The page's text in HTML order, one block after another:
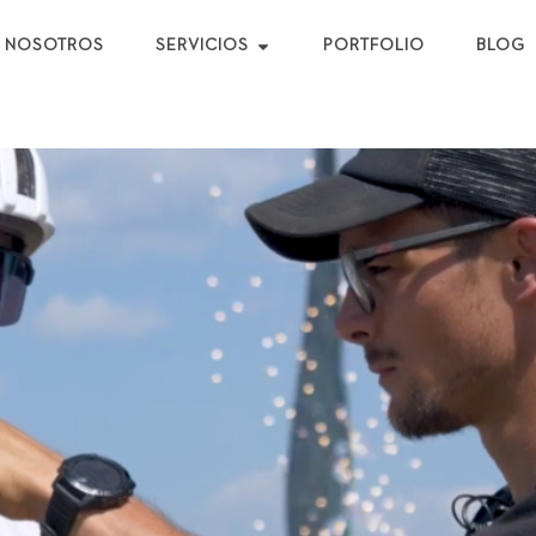
NOSOTROS SERVICIOS PORTFOLIO BLOG
EVENTOS DEPORTIVOS DE TRAIL